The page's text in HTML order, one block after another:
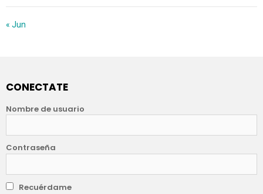
« Jun
CONECTATE
Nombre de usuario
Contraseña
Recuérdame